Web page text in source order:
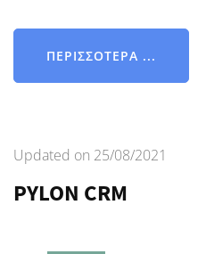
ΠΕΡΙΣΣΌΤΕΡΑ ...
Updated on 25/08/2021
PYLON CRM